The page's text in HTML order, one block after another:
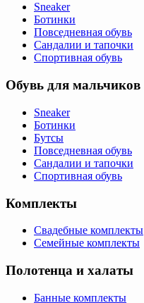
Sneaker
Ботинки
Повседневная обувь
Сандалии и тапочки
Спортивная обувь
Обувь для мальчиков
Sneaker
Ботинки
Бутсы
Повседневная обувь
Сандалии и тапочки
Спортивная обувь
Комплекты
Свадебные комплекты
Семейные комплекты
Полотенца и халаты
Банные комплекты